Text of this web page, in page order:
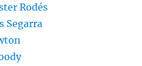
Rodés
Segarra